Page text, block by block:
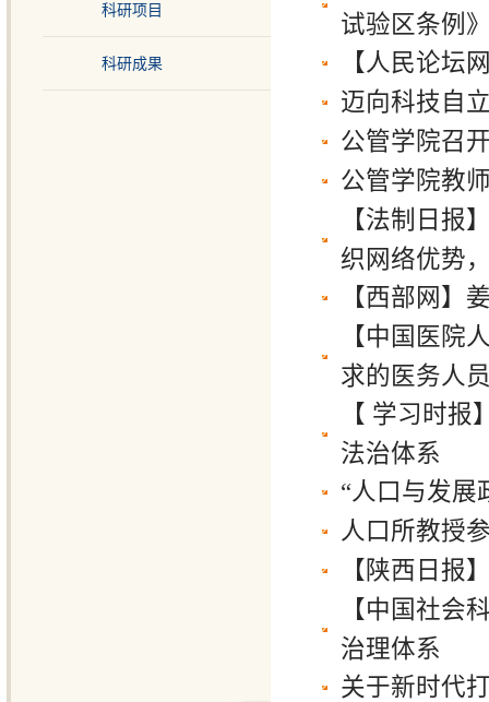
科研项目
科研成果
试验区条例
【人民论坛
迈向科技自
公管学院召
公管学院教
【法制日报
织网络优势
【西部网】
【中国医院
求的医务人
【 学习时
法治体系
“人口与发展
人口所教授
【陕西日报
【中国社会
治理体系
关于新时代